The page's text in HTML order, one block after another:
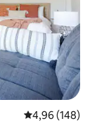
4,96 av 5 i
4,96 (148)